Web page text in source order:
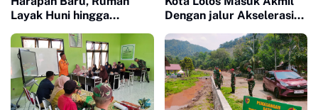
Layak Huni hingga
Kehidupan Warga Buluh
Kasok
Dengan jalur Akselerasi